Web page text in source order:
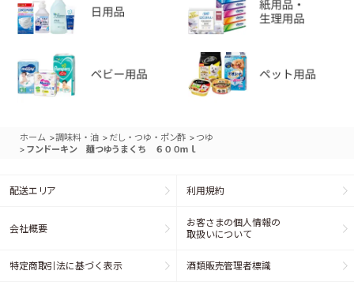
ホーム >調味料・油 > だし・つゆ・ポン酢 > つゆ
> フンドーキン 麺つゆうまくち ６００ｍｌ
配送エリア 利用規約
会社概要
お客さまの個人情報の
取扱いについて
特定商取引法に基づく表示 酒類販売管理者標識